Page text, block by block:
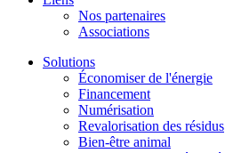
Nos partenaires
Associations
Solutions
Économiser de l'énergie
Financement
Numérisation
Revalorisation des résidus
Bien-être animal